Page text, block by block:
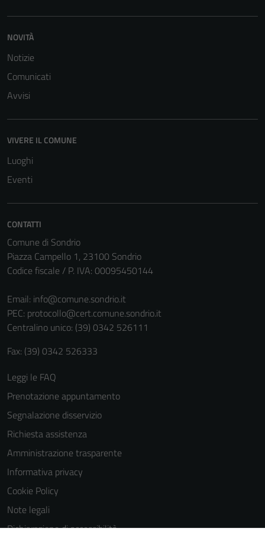
NOVITÀ
Notizie
Comunicati
Avvisi
VIVERE IL COMUNE
Luoghi
Eventi
CONTATTI
Comune di Sondrio
Piazza Campello 1, 23100 Sondrio
Codice fiscale / P. IVA: 00095450144
Email: info@comune.sondrio.it
PEC: protocollo@cert.comune.sondrio.it
Centralino unico: (39) 0342 526111
Fax: (39) 0342 526333
Leggi le FAQ
Prenotazione appuntamento
Segnalazione disservizio
Richiesta assistenza
Amministrazione trasparente
Informativa privacy
Cookie Policy
Note legali
Dichiarazione di accessibilità
Questi cookie